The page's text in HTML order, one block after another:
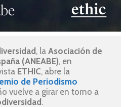
, la Asociación de
(ANEABE), en
ETHIC, abre la
de Periodismo
.